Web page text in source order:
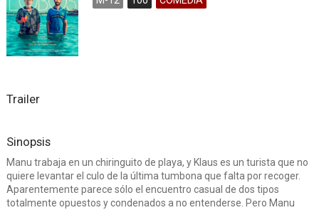
Trailer
Sinopsis
Manu trabaja en un chiringuito de playa, y Klaus es un turista que no
quiere levantar el culo de la última tumbona que falta por recoger.
Aparentemente parece sólo el encuentro casual de dos tipos
totalmente opuestos y condenados a no entenderse. Pero Manu